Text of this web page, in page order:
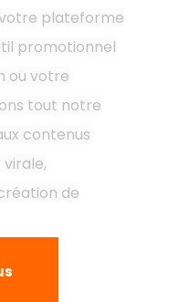
plateforme
promotionnel
ou votre
tout notre
contenus
de